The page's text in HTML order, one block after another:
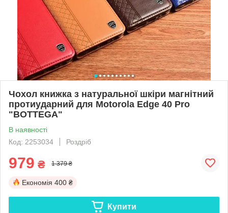
Чохол книжка з натуральної шкіри магнітний
протиударний для Motorola Edge 40 Pro
"BOTTEGA"
В наявності
Код: 2253034
Роздріб
979 ₴ 1 379 ₴
Економія 400 ₴
Купити